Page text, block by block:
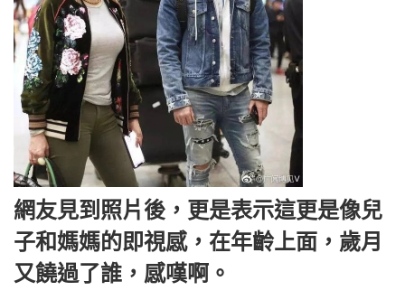
網友見到照片後，更是表示這更是像兒
子和媽媽的即視感，在年齡上面，歲月
又饒過了誰，感嘆啊。